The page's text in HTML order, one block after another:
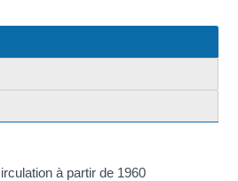
à partir de 1960